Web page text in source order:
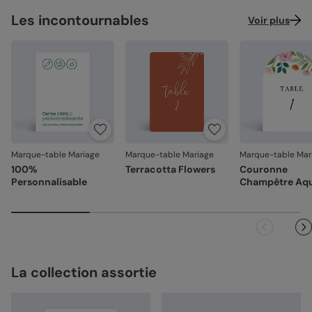
Les incontournables Voir plus
Marque-table Mariage
100%
Personnalisable
Marque-table Mariage
Terracotta Flowers
Marque-table
Couronne
Champêtre
La collection assortie